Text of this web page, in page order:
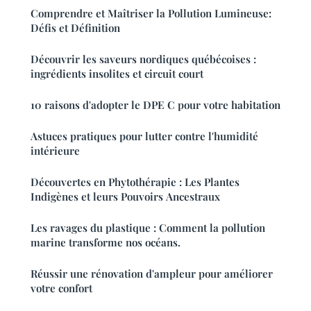
Comprendre et Maîtriser la Pollution Lumineuse:
Défis et Définition
Découvrir les saveurs nordiques québécoises :
ingrédients insolites et circuit court
10 raisons d'adopter le DPE C pour votre habitation
Astuces pratiques pour lutter contre l'humidité
intérieure
Découvertes en Phytothérapie : Les Plantes
Indigènes et leurs Pouvoirs Ancestraux
Les ravages du plastique : Comment la pollution
marine transforme nos océans.
Réussir une rénovation d'ampleur pour améliorer
votre confort